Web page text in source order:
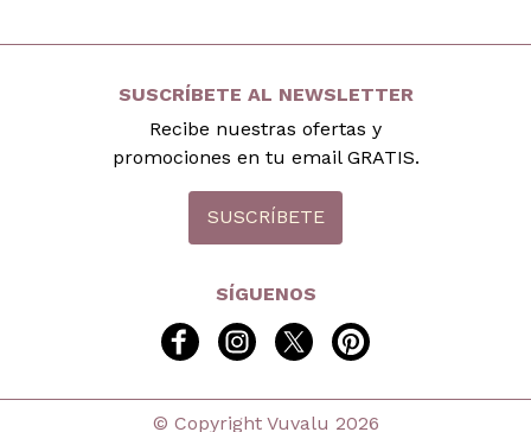
SUSCRÍBETE AL NEWSLETTER
Recibe nuestras ofertas y
promociones en tu email GRATIS.
SUSCRÍBETE
SÍGUENOS
facebookinstagram
twitter
© Copyright Vuvalu 2026